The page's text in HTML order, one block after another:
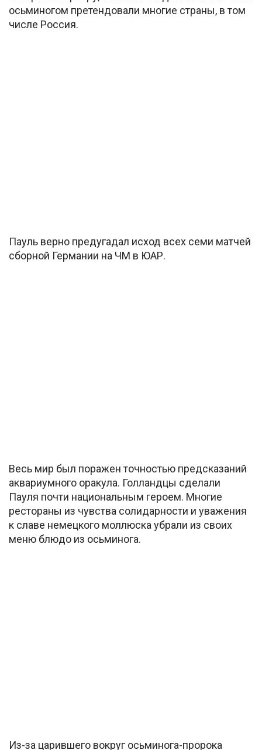
осьминогом претендовали многие страны, в том
числе Россия.
Пауль верно предугадал исход всех семи матчей
сборной Германии на ЧМ в ЮАР.
Весь мир был поражен точностью предсказаний
аквариумного оракула. Голландцы сделали
Пауля почти национальным героем. Многие
рестораны из чувства солидарности и уважения
к славе немецкого моллюска убрали из своих
меню блюдо из осьминога.
Из-за царившего вокруг осьминога-пророка